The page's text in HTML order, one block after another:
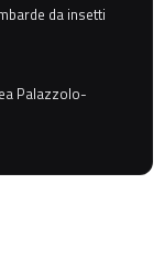
da insetti
Palazzolo-